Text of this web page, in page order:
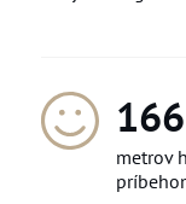
metrov